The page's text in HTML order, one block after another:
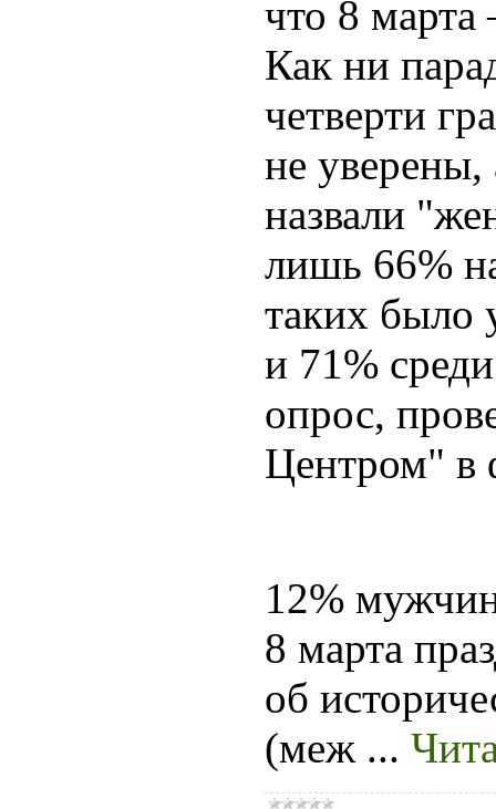
что 8
Как ни
четверти
не уверены,
назвали
лишь 66%
таких было
и 71%
опрос,
Центром" в
12%
8 марта
об
(меж ...